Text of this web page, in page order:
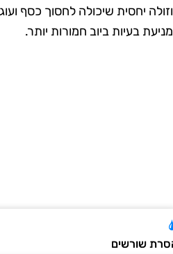
יחסית שיכולה לחסוך כסף
בעיות ביוב חמורות יותר.
שורשים